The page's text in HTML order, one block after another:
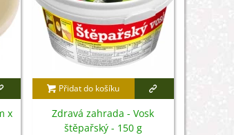
x
Přidat do košíku
Zdravá zahrada - Vosk
štěpařský - 150 g